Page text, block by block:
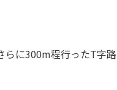
らに300m程行ったT字路